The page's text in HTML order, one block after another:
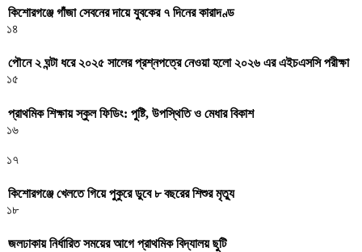
কিশোরগঞ্জে গাঁজা সেবনের দায়ে যুবকের ৭ দিনের কারাদণ্ড
১৪
পৌনে ২ ঘন্টা ধরে ২০২৫ সালের প্রশ্নপত্রে নেওয়া হলো ২০২৬ এর এইচএসসি পরীক্ষা
১৫
প্রাথমিক শিক্ষায় স্কুল ফিডিং: পুষ্টি, উপস্থিতি ও মেধার বিকাশ
১৬
১৭
কিশোরগঞ্জে খেলতে গিয়ে পুকুরে ডুবে ৮ বছরের শিশুর মৃত্যু
১৮
জলঢাকায় নির্ধারিত সময়ের আগে প্রাথমিক বিদ্যালয় ছুটি